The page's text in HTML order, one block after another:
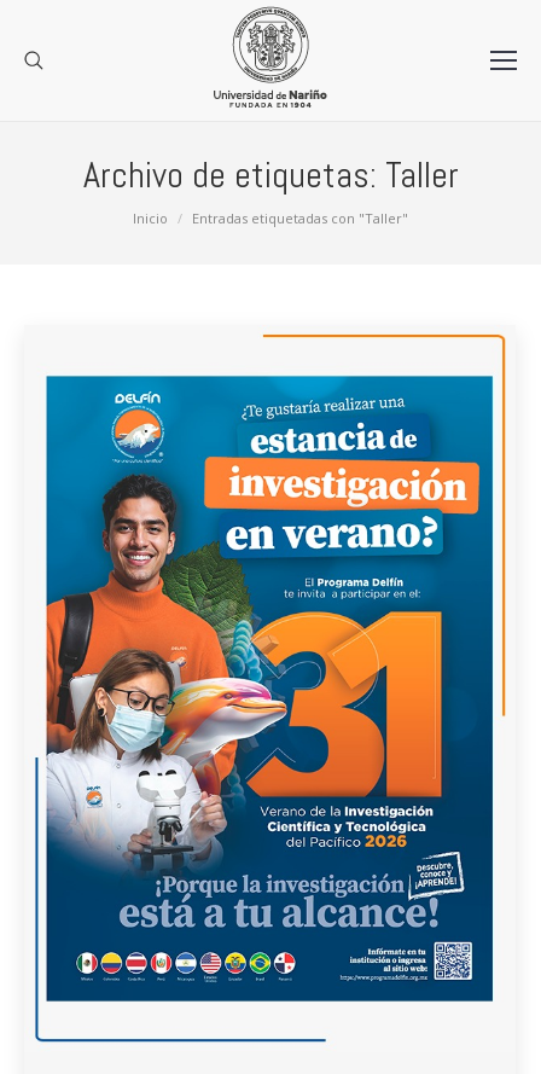
Archivo de etiquetas: Taller
Inicio Entradas etiquetadas con "Taller"